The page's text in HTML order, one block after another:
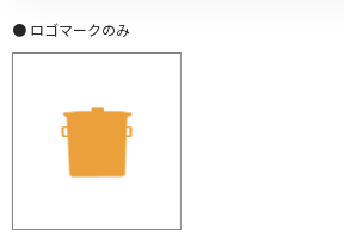
● ロゴマークのみ